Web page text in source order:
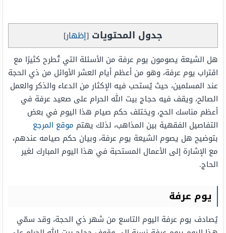
جدول المحتويات [إظهار]
هل الشيعة يصومون يوم عرفة من الأسئلة التي تُطرح كثيرًا مع
اقتراب يوم عرفة، وهو من أعظم أيام العشر الأوائل من ذي الحجة
عند المسلمين، حيث يُستحب فيه الإكثار من الدعاء والذكر والعمل
الصالح، ويقف فيه حجاج بيت الله الحرام على صعيد عرفة في
أعظم مناسك الحج، ويختلف حكم صيام هذا اليوم في بعض
التفاصيل الفقهية بين المذاهب، لذلك يهتم موقع المرجع
بتوضيح هل يصوم الشيعة يوم عرفة، وبيان حكم صيامه عندهم،
مع الإشارة إلى الأعمال المستحبة في هذا اليوم المبارك لغير
الحاج.
يوم عرفة
يُصادف يوم عرفة اليوم التاسع من شهر ذي الحجة، وقد سمّي